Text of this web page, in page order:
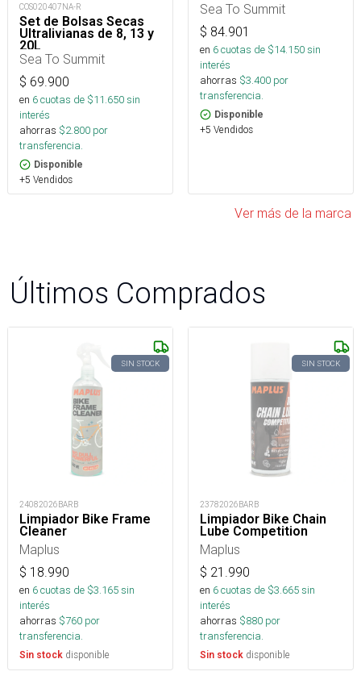
COS020407NA-R
Set de Bolsas Secas
Ultralivianas de 8, 13 y
20L
Sea To Summit
$ 69.900
en 6cuotas de $11.650sin
interés
ahorras $2.800 por
transferencia.
Disponible
+5 Vendidos
Sea To Summit
$ 84.901
en 6cuotas de $14.150sin
interés
ahorras $3.400 por
transferencia.
Disponible
+5 Vendidos
Ver más de la marca
Últimos Comprados
SIN STOCK
24082026BARB
Limpiador Bike Frame
Cleaner
Maplus
$ 18.990
en 6cuotas de $3.165sin
interés
ahorras $760 por
transferencia.
Sin stock disponible
SIN STOCK
23782026BARB
Limpiador Bike Chain
Lube Competition
Maplus
$ 21.990
en 6cuotas de $3.665sin
interés
ahorras $880 por
transferencia.
Sin stock disponible